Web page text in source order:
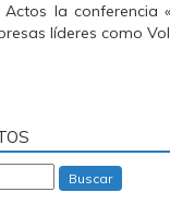
la conferencia
líderes como
Buscar